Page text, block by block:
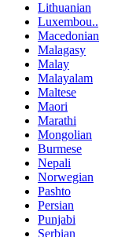
Lithuanian
Luxembou..
Macedonian
Malagasy
Malay
Malayalam
Maltese
Maori
Marathi
Mongolian
Burmese
Nepali
Norwegian
Pashto
Persian
Punjabi
Serbian